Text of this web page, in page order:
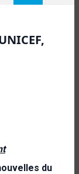
du